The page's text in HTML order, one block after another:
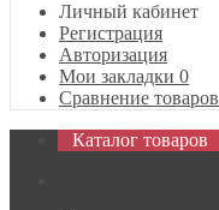
Личный кабинет
Регистрация
Авторизация
Мои закладки 0
Сравнение товаров
Каталог товаров